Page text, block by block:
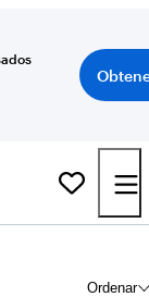
Ordenar